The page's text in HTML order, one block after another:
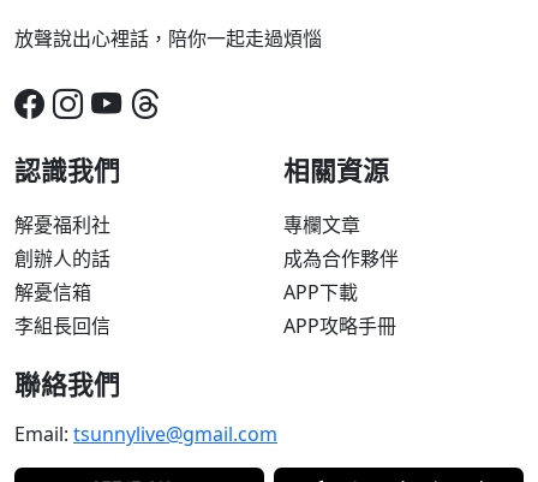
放聲說出心裡話，陪你一起走過煩惱
認識我們
解憂福利社
創辦人的話
解憂信箱
李組長回信
相關資源
專欄文章
成為合作夥伴
APP下載
APP攻略手冊
聯絡我們
Email: tsunnylive@gmail.com